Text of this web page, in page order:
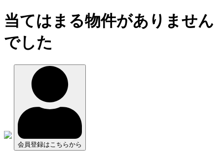
当てはまる物件がありません
でした
会員登録はこちらから